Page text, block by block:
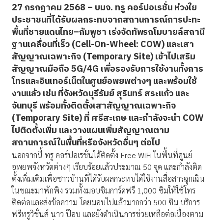
27 กรกฎาคม 2568 – บมจ. ทรู คอร์ปอเรชั่น ห่วงใย
ประชาชนที่ได้รับผลกระทบจากสถานการณ์การปะทะ
พื้นที่ชายแดนไทย–กัมพูชา เร่งจัดทัพรถโมบายล์สถานี
ฐานเคลื่อนที่เร็ว (Cell-On-Wheel: COW) และเสา
สัญญาณเฉพาะกิจ (Temporary Site) เข้าไปเสริม
สัญญาณมือถือ 5G/4G เพื่อรองรับการใช้งานทั้งการ
โทรและอินเทอร์เน็ตในศูนย์อพยพต่างๆ และพร้อมใช้
งานแล้ว เช่น ที่จังหวัดบุรีรัมย์ สุรินทร์ สระแก้ว และ
จันทบุรี พร้อมทั้งติดตั้งเสาสัญญาณเฉพาะกิจ
(Temporary Site) ที่ ศรีสะเกษ และกำลังจะนำ COW
ไปติดตั้งเพิ่ม และวางแผนเพิ่มสัญญาณตาม
สถานการณ์ในพื้นที่หรือจังหวัดอื่นๆ ต่อไป
นอกจากนี้ ทรู คอร์ปอเรชั่นได้ติดตั้ง Free WiFi ในพื้นที่ศูนย์
อพยพจังหวัดต่างๆ เรียบร้อยแล้วประมาณ 50 จุด และกำลังติด
ตั้งเพิ่มเติมเพื่อชาวบ้านที่ได้รับผลกระทบได้ใช้งานสื่อสารฉุกเฉิน
ในขณะมาพักพิง รวมทั้งมอบซิมการ์ดฟรี 1,000 ซิมให้ใช้โทร
ติดต่อและส่งข้อความ โดยมอบไปแล้วมากกว่า 500 ซิม บริการ
ฟรีทรูวิชั่นส์ นาว ป๊อบ และยังดำเนินการช่วยเหลือต่อเนื่องตาม